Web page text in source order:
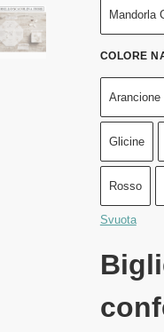
Mandorla
COLORE
Arancione
Glicine
Rosso
Svuota